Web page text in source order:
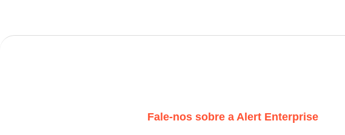
Fale-nos sobre a Alert Enterprise